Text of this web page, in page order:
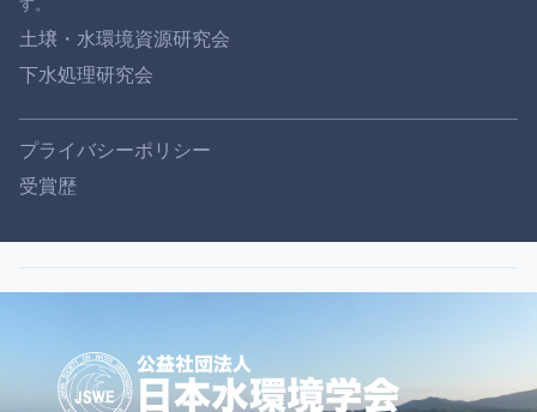
土壌・水環境資源研究会
下水処理研究会
プライバシーポリシー
受賞歴